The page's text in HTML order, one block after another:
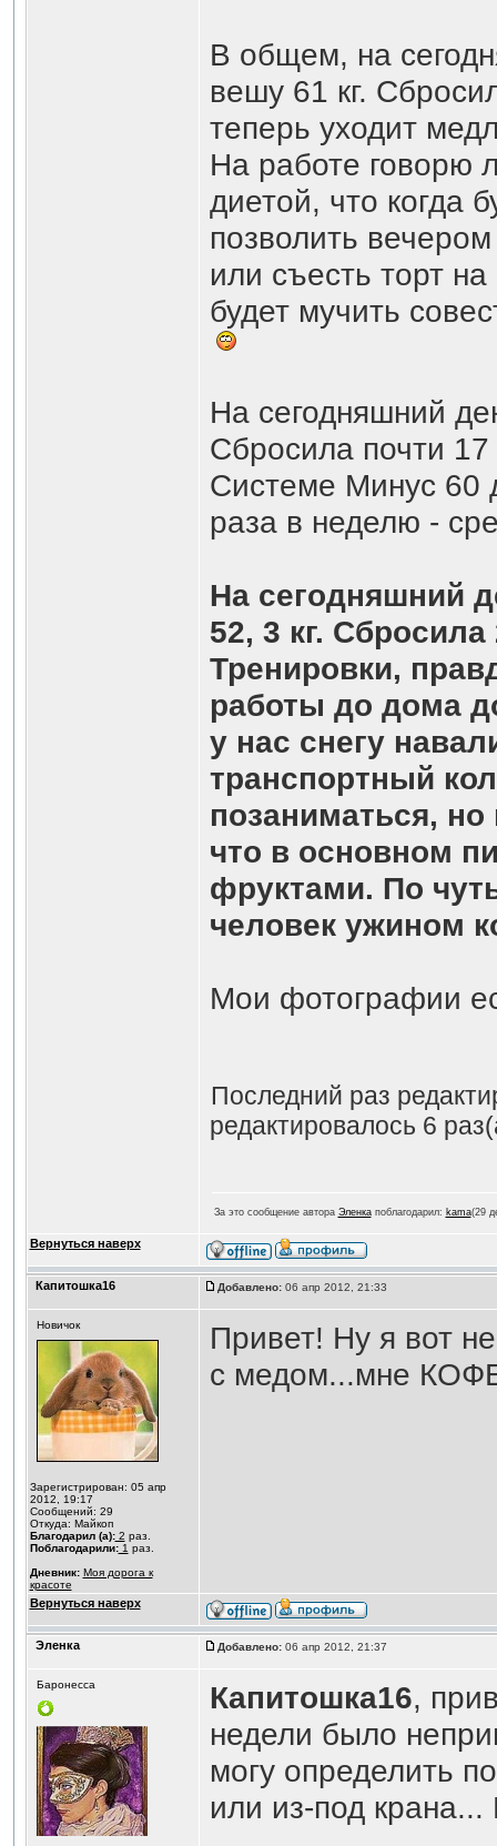
В общем, на
вешу 61 кг.
теперь уходит
На работе говорю
диетой, что когда
позволить
или съесть торт
будет мучить
На сегодняшний
Сбросила почти 17
Системе Минус 60
раза в неделю -
На сегодняшний
52, 3 кг.
Тренировки,
работы до дома
у нас снегу
транспортный
позаниматься, но
что в основном
фруктами. По
человек ужином
Мои фотографии
Последний раз
редактировалось 6
За это сообщение автора Эленкапоблагодарил: kama(29
Вернуться наверх
Капитошка16 Добавлено:06 апр 2012, 21:33
Новичок
Зарегистрирован: 05 апр
2012, 19:17
Сообщений: 29
Откуда: Майкоп
Благодарил (а):2 раз.
Поблагодарили:1 раз.
Дневник: Моя дорога к
красоте
Привет! Ну я вот
с медом...мне
Вернуться наверх
Эленка Добавлено:06 апр 2012, 21:37
Баронесса Капитошка16,
недели было
могу определить
или из-под